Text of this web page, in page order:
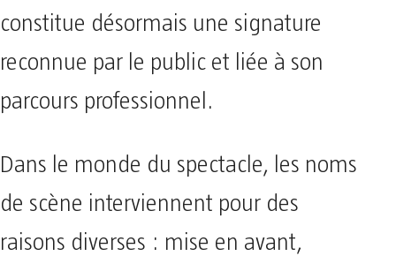
constitue désormais une signature
reconnue par le public et liée à son
parcours professionnel.
Dans le monde du spectacle, les noms
de scène interviennent pour des
raisons diverses : mise en avant,